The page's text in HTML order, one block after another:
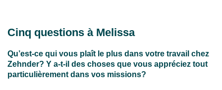
Cinq questions à Melissa
Qu’est-ce qui vous plaît le plus dans votre travail chez
Zehnder? Y a-t-il des choses que vous appréciez tout
particulièrement dans vos missions?